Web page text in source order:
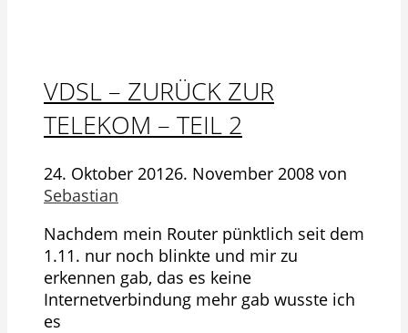
VDSL – ZURÜCK ZUR
TELEKOM – TEIL 2
24. Oktober 20126. November 2008 von
Sebastian
Nachdem mein Router pünktlich seit dem
1.11. nur noch blinkte und mir zu
erkennen gab, das es keine
Internetverbindung mehr gab wusste ich
es